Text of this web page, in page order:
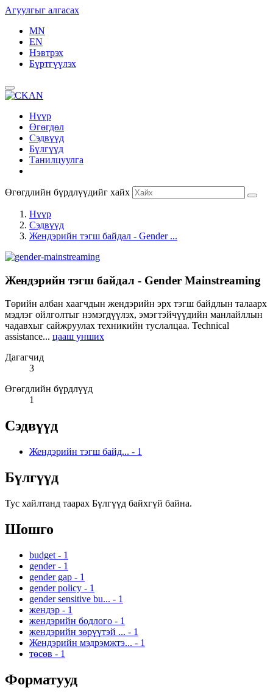
Агуулгыг алгасах
MN
EN
Нэвтрэх
Бүртгүүлэх
Нүүр
Өгөгдөл
Сэдвүүд
Бүлгүүд
Танилцуулга
Өгөгдлийн бүрдлүүдийг хайх
Нүүр
Сэдвүүд
Жендэрийн тэгш байдал - Gender ...
Жендэрийн тэгш байдал - Gender Mainstreaming
Төрийн албан хаагчдын жендэрийн эрх тэгш байдлын талаарх
мэдлэг ойлголтыг нэмэгдүүлэх, эмэгтэйчүүдийн манлайллын
чадавхыг сайжруулах техникийн туслалцаа. Technical
assistance... цааш унших
Дагагчид
3
Өгөгдлийн бүрдлүүд
1
Сэдвүүд
Жендэрийн тэгш байд... - 1
Бүлгүүд
Тус хайлтанд таарах Бүлгүүд байхгүй байна.
Шошго
budget - 1
gender - 1
gender gap - 1
gender policy - 1
gender sensitive bu... - 1
жендэр - 1
жендэрийн бодлого - 1
жендэрийн зөрүүтэй ... - 1
Жендэрийн мэдрэмжтэ... - 1
төсөв - 1
Форматууд